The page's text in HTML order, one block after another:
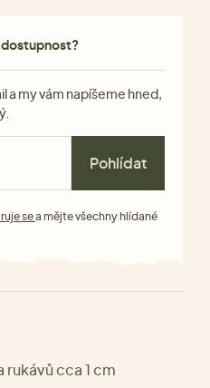
a my vám napíšeme hned,
Pohlídat
sea mějte všechny hlídané
rukávů cca 1 cm